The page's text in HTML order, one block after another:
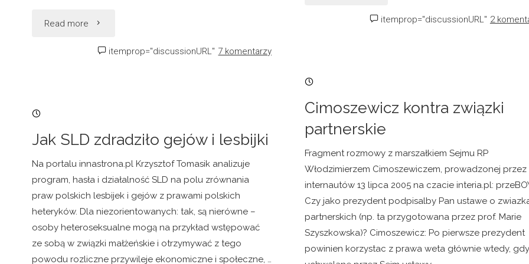
złudzenia"
itemprop="discussionURL" 2
Read more "Genetyka
nienawiści"
itemprop="discussionURL" 7 komentarzy
Cimoszewicz kontra związki
partnerskie
Fragment rozmowy z marszałkiem Sejmu RP
Włodzimierzem Cimoszewiczem, prowadzonej przez
internautów 13 lipca 2005 na czacie interia.pl:
Czy jako prezydent podpisalby Pan ustawe o
partnerskich (np. ta przygotowana przez prof. Marie
Szyszkowska)? Cimoszewicz: Po pierwsze prezydent
powinien korzystac z prawa weta głównie wtedy, gdy
Jak SLD zdradziło gejów i lesbijki
Na portalu innastrona.pl Krzysztof Tomasik analizuje
program, hasła i działalność SLD na polu zrównania
praw polskich lesbijek i gejów z prawami polskich
heteryków. Dla niezorientowanych: tak, są nierówne –
osoby heteroseksualne mogą na przykład wstępować
ze sobą w związki małżeńskie i otrzymywać z tego
powodu rozliczne przywileje ekonomiczne i społeczne, …